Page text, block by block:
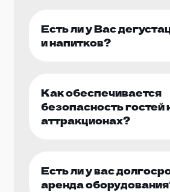
Есть ли у Вас
и напитков?
Как обеспечивается
безопасность гостей
аттракционах?
Есть ли у вас
аренда